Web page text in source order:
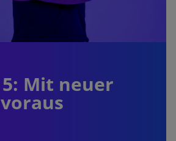
5: Mit neuer